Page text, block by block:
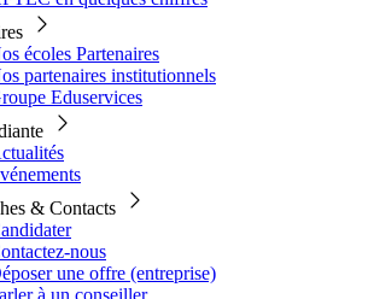
écoles Partenaires
partenaires institutionnels
Eduservices
& Contacts
nous
une offre (entreprise)
à un conseiller